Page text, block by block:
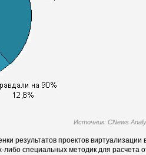
Источник: CNews
результатов проектов виртуализации
специальных методик для расчета